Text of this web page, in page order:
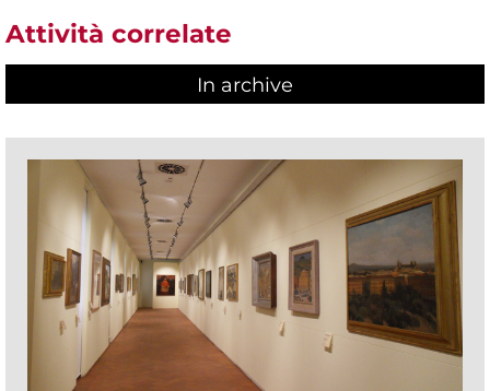
Attività correlate
In archive